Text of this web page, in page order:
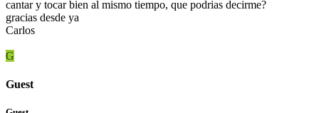
cantar y tocar bien al mismo tiempo, que podrias decirme?
gracias desde ya
Carlos
G
Guest